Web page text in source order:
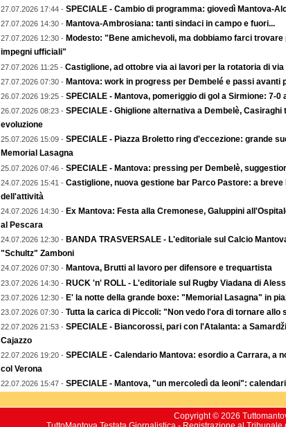
27.07.2026 17:44 - SPECIALE - Cambio di programma: giovedì Mantova-
27.07.2026 14:30 - Mantova-Ambrosiana: tanti sindaci in campo e fuori...
27.07.2026 12:30 - Modesto: "Bene amichevoli, ma dobbiamo farci trovare
impegni ufficiali"
27.07.2026 11:25 - Castiglione, ad ottobre via ai lavori per la rotatoria di via
27.07.2026 07:30 - Mantova: work in progress per Dembelé e passi avanti
26.07.2026 19:25 - SPECIALE - Mantova, pomeriggio di gol a Sirmione: 7-0
26.07.2026 08:23 - SPECIALE - Ghiglione alternativa a Dembelè, Casiraghi
evoluzione
25.07.2026 15:09 - SPECIALE - Piazza Broletto ring d'eccezione: grande
Memorial Lasagna
25.07.2026 07:46 - SPECIALE - Mantova: pressing per Dembelè,
24.07.2026 15:41 - Castiglione, nuova gestione bar Parco Pastore: a breve
dell'attività
24.07.2026 14:30 - Ex Mantova: Festa alla Cremonese, Galuppini
al Pescara
24.07.2026 12:30 - BANDA TRASVERSALE - L'editoriale sul Calcio
"Schultz" Zamboni
24.07.2026 07:30 - Mantova, Brutti al lavoro per difensore e trequartista
23.07.2026 14:30 - RUCK 'n' ROLL - L'editoriale sul Rugby Viadana di
23.07.2026 12:30 - E' la notte della grande boxe: "Memorial Lasagna" in
23.07.2026 07:30 - Tutta la carica di Piccoli: "Non vedo l'ora di tornare allo
22.07.2026 21:53 - SPECIALE - Biancorossi, pari con l'Atalanta: a
Cajazzo
22.07.2026 19:20 - SPECIALE - Calendario Mantova: esordio a Carrara, a
col Verona
22.07.2026 15:47 - SPECIALE - Mantova, "un mercoledì da leoni":
Copyright © 2026